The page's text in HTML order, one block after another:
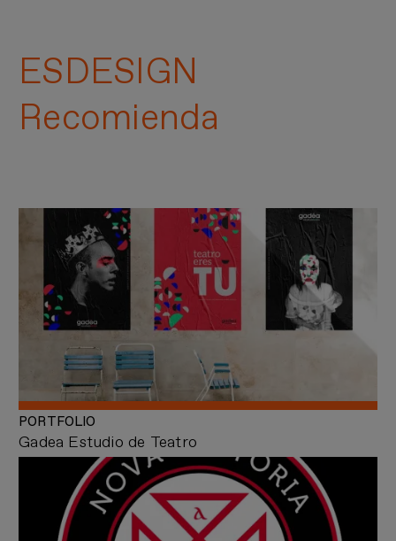
ESDESIGN
Recomienda
Gadea Estudio de Teatro
PORTFOLIO